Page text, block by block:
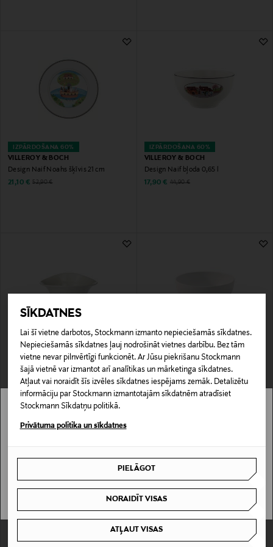
SĪKDATNES
Lai šī vietne darbotos, Stockmann izmanto nepieciešamās sīkdatnes.
Nepieciešamās sīkdatnes ļauj nodrošināt vietnes darbību. Bez tām
vietne nevar pilnvērtīgi funkcionēt. Ar Jūsu piekrišanu Stockmann
šajā vietnē var izmantot arī analītikas un mārketinga sīkdatnes.
Atļaut vai noraidīt šīs izvēles sīkdatnes iespējams zemāk. Detalizētu
informāciju par Stockmann izmantotajām sīkdatnēm atradīsiet
Stockmann Sīkdatņu politikā.
Privātuma politika un sīkdatnes
PIELĀGOT
NORAIDĪT VISAS
ATĻAUT VISAS
IZPĀRDOŠANA 60%
VILLEROY & BOCH
Design Naif Noahs šķīvis 21 cm
Discounted Price
21,10 € Original Price
52,90 €
IZPĀRDOŠANA 60%
VILLEROY & BOCH
Design Naif bļoda 0,65 l
Discounted Price
17,90 € Original Price
44,90 €
IZPĀRDOŠANA 40%
VILLEROY & BOCH
Vapiano zupas bļoda, 2 gab.
Discounted Price
22,70 € Original Price
37,90 €
VILLEROY & BOCH
Fleur bļoda
Original Price
26,90 €
Stockmann nav pieejams tavā valstī.